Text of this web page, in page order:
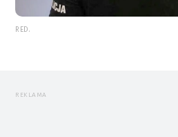
RED.
REKLAMA